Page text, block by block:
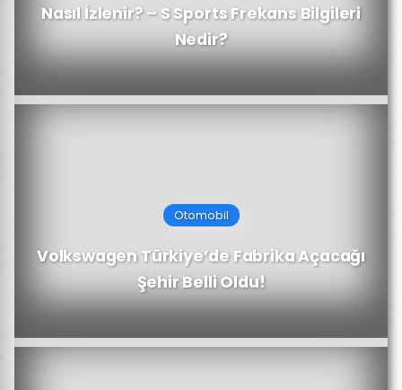
Nasıl İzlenir? – S Sports Frekans Bilgileri
Nedir?
Otomobil
Volkswagen Türkiye’de Fabrika Açacağı
Şehir Belli Oldu!